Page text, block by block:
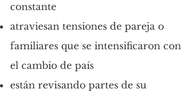
constante
atraviesan tensiones de pareja o
familiares que se intensificaron con
el cambio de país
están revisando partes de su